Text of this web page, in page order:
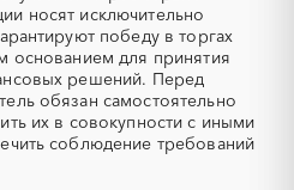
Автовозы
Автозапчасти
Автомобили
Авторский надзор
Автоцистерны пожарные
Приморский край
Ростовская область
Самарская область
Саратовская область
Свердловская область
носят исключительно
победу в торгах
основанием для принятия
решений. Перед
обязан самостоятельно
их в совокупности с иными
соблюдение требований